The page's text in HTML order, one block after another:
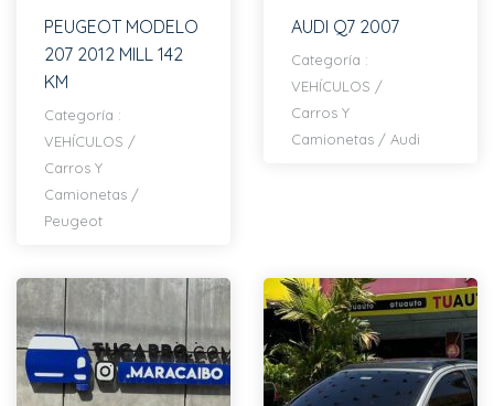
PEUGEOT MODELO
207 2012 MILL 142
KM
Categoría :
VEHÍCULOS /
Carros Y
Camionetas /
Peugeot
AUDI Q7 2007
Categoría :
VEHÍCULOS /
Carros Y
Camionetas / Audi